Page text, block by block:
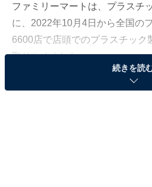
ファミリーマートは、プラスチ
に、2022年10月4日から全国の
6600店で店頭でのプラスチック
取りやめました。
All About編集部では、全国10〜
続きを読